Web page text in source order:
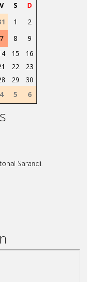
V S
D
1
2
7 8
9
15
16
22
23
29
30
4 5 6
Sarandí.